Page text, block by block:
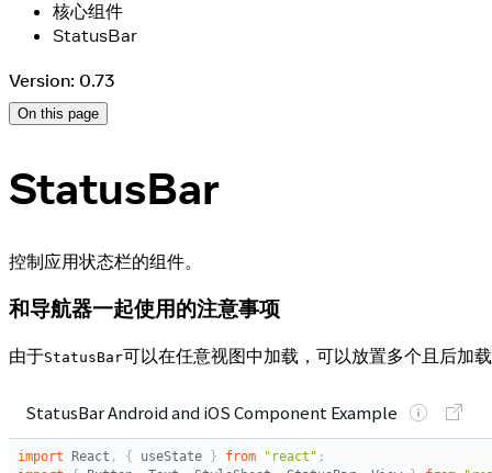
核心组件
StatusBar
Version: 0.73
On this page
StatusBar
控制应用状态栏的组件。
和导航器一起使用的注意事项
由于StatusBar可以在任意视图中加载，可以放置多个且后加